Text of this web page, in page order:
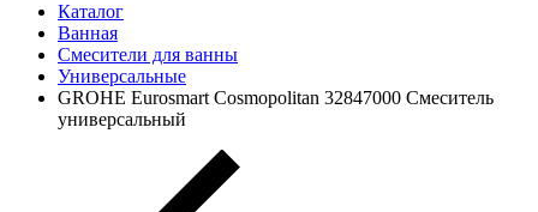
Каталог
Ванная
Смесители для ванны
Универсальные
GROHE Eurosmart Cosmopolitan 32847000 Смеситель
универсальный